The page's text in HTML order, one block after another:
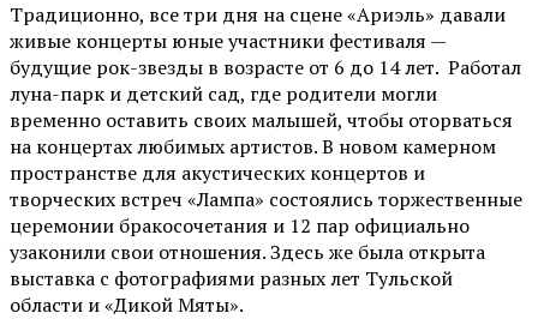
Традиционно, все три дня на сцене«Ариэль» давали
живые концерты юные участники фестиваля —
будущие рок-звезды в возрасте от 6 до 14 лет. Работал
луна-парк и детский сад, где родители могли
временно оставить своих малышей, чтобы оторваться
на концертах любимых артистов. В новом камерном
пространстве для акустических концертов и
творческих встреч «Лампа» состоялись торжественные
церемонии бракосочетания и 12 пар официально
узаконили свои отношения. Здесь же была открыта
выставка с фотографиями разных лет Тульской
области и «Дикой Мяты».